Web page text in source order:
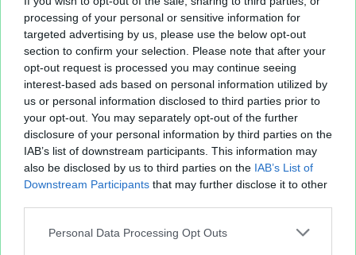
processing of your personal or sensitive information for
targeted advertising by us, please use the below opt-out
section to confirm your selection. Please note that after your
opt-out request is processed you may continue seeing
interest-based ads based on personal information utilized by
us or personal information disclosed to third parties prior to
your opt-out. You may separately opt-out of the further
disclosure of your personal information by third parties on the
IAB’s list of downstream participants. This information may
also be disclosed by us to third parties on the IAB’s List of
Downstream Participants that may further disclose it to other
Personal Data Processing Opt Outs
Sur le même sujet..